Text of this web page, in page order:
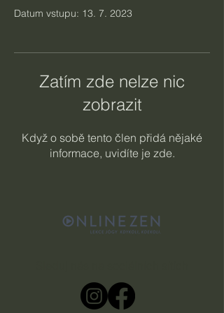
Datum vstupu: 13. 7. 2023
Zatím zde nelze nic
zobrazit
Když o sobě tento člen přidá nějaké
informace, uvidíte je zde.